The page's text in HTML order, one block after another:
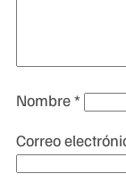
Nombre*
Correo